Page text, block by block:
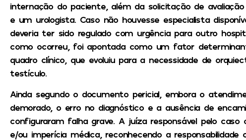
internação do paciente, além da solicitação de
e um urologista. Caso não houvesse especialista
deveria ter sido regulado com urgência para outro
como ocorreu, foi apontada como um fator
quadro clínico, que evoluiu para a necessidade de
testículo.
Ainda segundo o documento pericial, embora o
demorado, o erro no diagnóstico e a ausência de
configuraram falha grave. A juíza responsável pelo caso
e/ou imperícia médica, reconhecendo a responsabilidade